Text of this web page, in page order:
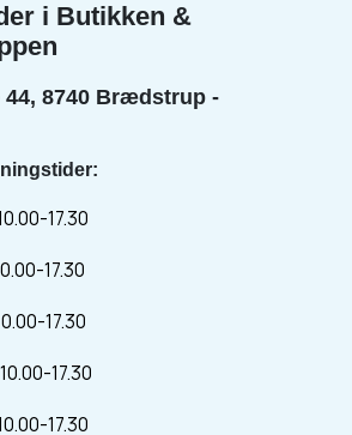
i Butikken &
44, 8740 Brædstrup -
17.30
17.30
17.30
17.30
17.30